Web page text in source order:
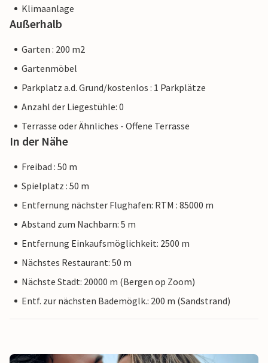
Klimaanlage
Außerhalb
Garten : 200 m2
Gartenmöbel
Parkplatz a.d. Grund/kostenlos : 1 Parkplätze
Anzahl der Liegestühle: 0
Terrasse oder Ähnliches - Offene Terrasse
In der Nähe
Freibad : 50 m
Spielplatz : 50 m
Entfernung nächster Flughafen: RTM : 85000 m
Abstand zum Nachbarn: 5 m
Entfernung Einkaufsmöglichkeit: 2500 m
Nächstes Restaurant: 50 m
Nächste Stadt: 20000 m (Bergen op Zoom)
Entf. zur nächsten Bademöglk.: 200 m (Sandstrand)